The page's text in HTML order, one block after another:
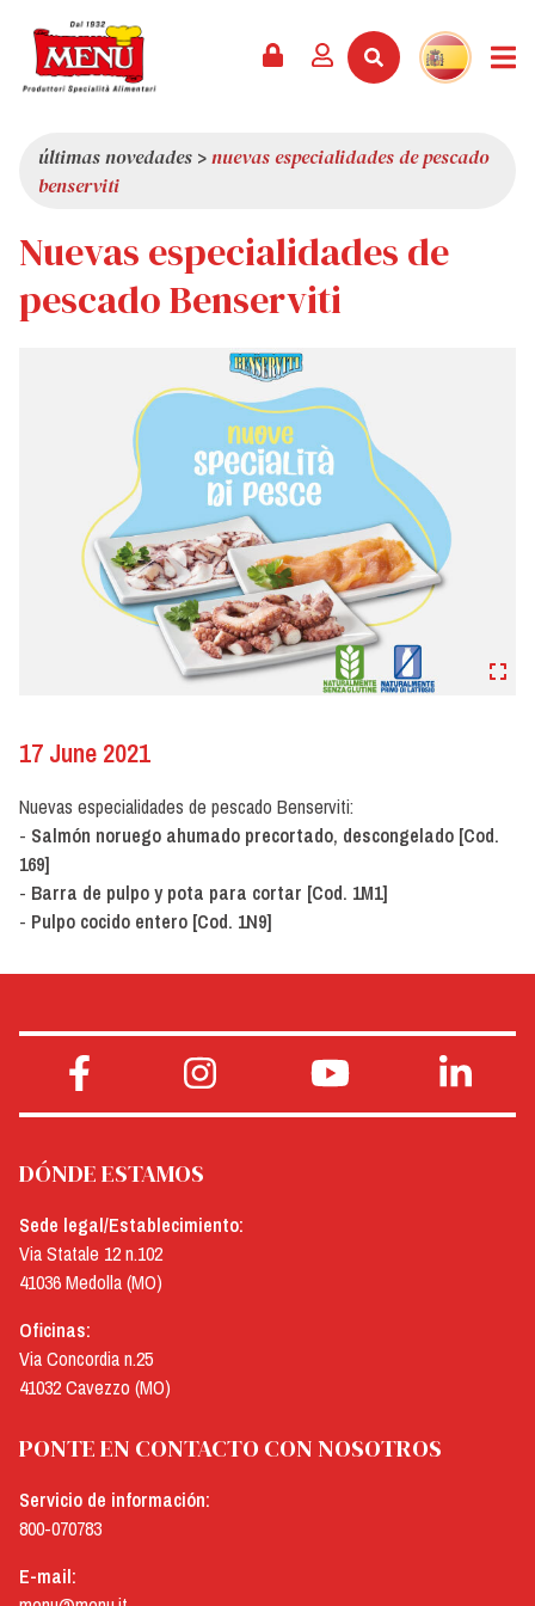
CATÁLOGO
SERVICIOS
ÚLTIMAS NOVEDADES
PREMIOS
RESEÑA DE LA PRENSA
QUIÉNES SOMOS
CALIDAD
VALORES
CURIOSIDADES
TRABAJA CON NOSOTROS
últimas novedades >nuevas especialidades de pescado
benserviti
Nuevas especialidades de
pescado Benserviti
17 June 2021
Nuevas especialidades de pescado Benserviti:
- Salmón noruego ahumado precortado, descongelado [Cod.
169]
- Barra de pulpo y pota para cortar [Cod. 1M1]
- Pulpo cocido entero [Cod. 1N9]
DÓNDE ESTAMOS
Sede legal/Establecimiento:
Via Statale 12 n.102
41036 Medolla (MO)
Oficinas:
Via Concordia n.25
41032 Cavezzo (MO)
PONTE EN CONTACTO CON NOSOTROS
Servicio de información:
800-070783
E-mail: